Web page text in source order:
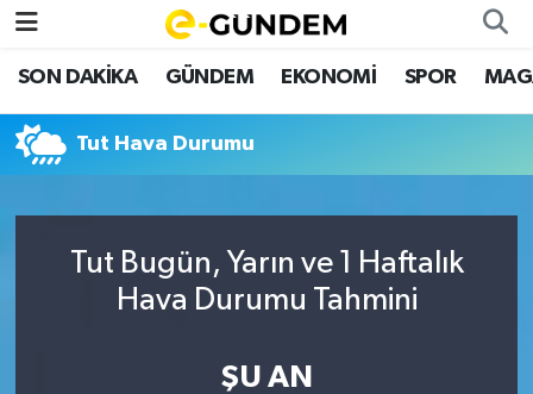
SON DAKİKA GÜNDEM EKONOMİ SPOR
Tut Hava Durumu
Tut Bugün, Yarın ve 1 Haftalık
Hava Durumu Tahmini
ŞU AN
SON DAKİKA
GÜNDEM
EKONOMİ
SPOR
Nöbetçi Eczaneler
Hava Durumu
Namaz Vakitleri
Trafik Durumu